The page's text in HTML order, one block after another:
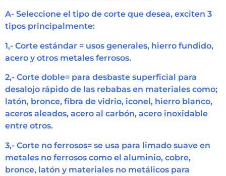
A- Seleccione el tipo de corte que desea, exciten 3
tipos principalmente:
1,- Corte estándar = usos generales, hierro fundido,
acero y otros metales ferrosos.
2,- Corte doble= para desbaste superficial para
desalojo rápido de las rebabas en materiales como;
latón, bronce, fibra de vidrio, iconel, hierro blanco,
aceros aleados, acero al carbón, acero inoxidable
entre otros.
3,- Corte no ferrosos= se usa para limado suave en
metales no ferrosos como el aluminio, cobre,
bronce, latón y materiales no metálicos para